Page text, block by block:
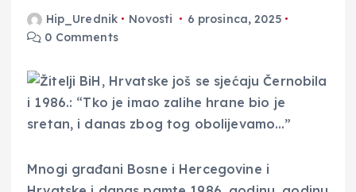
Hip_Urednik Novosti
6 prosinca, 2025
0 Comments
Mnogi građani Bosne i Hercegovine i